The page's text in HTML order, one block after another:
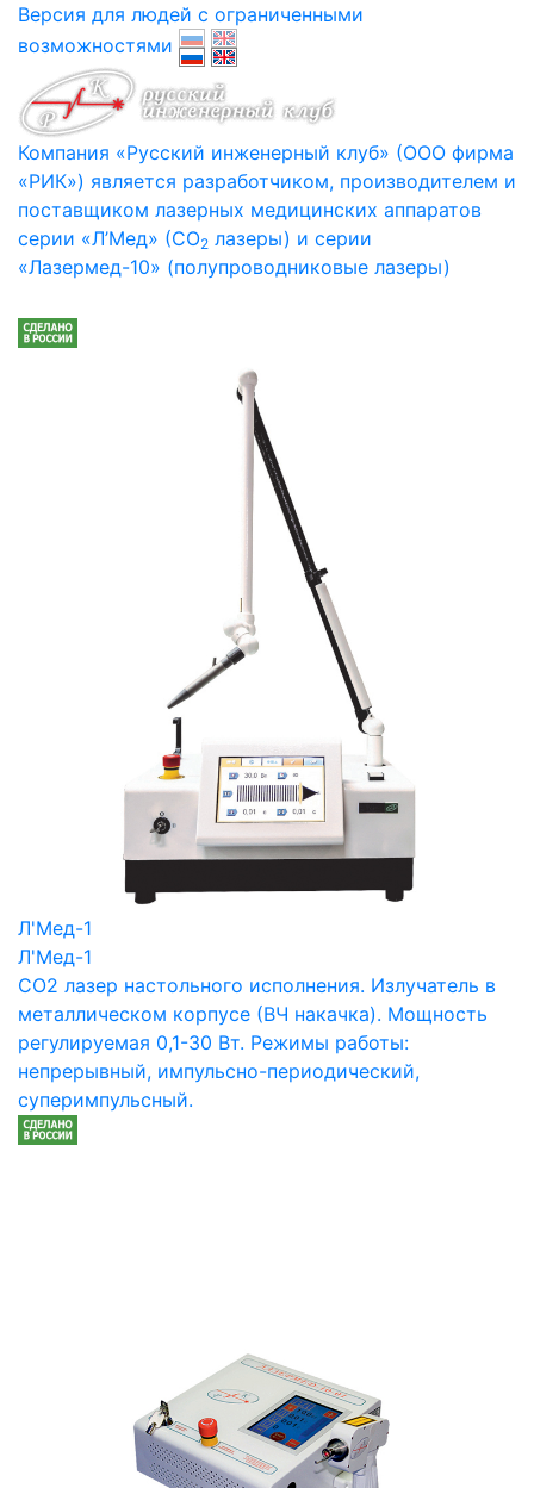
Версия для людей с ограниченными
возможностями
Компания «Русский инженерный клуб» (ООО фирма
«РИК») является разработчиком, производителем и
поставщиком лазерных медицинских аппаратов
серии «Л’Мед» (СО2 лазеры) и серии
«Лазермед-10» (полупроводниковые лазеры)
Л'Мед-1
Л'Мед-1
СО2 лазер настольного исполнения. Излучатель в
металлическом корпусе (ВЧ накачка). Мощность
регулируемая 0,1-30 Вт. Режимы работы:
непрерывный, импульсно-периодический,
суперимпульсный.